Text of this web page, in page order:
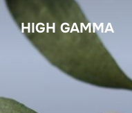
Zum
Inhalt
springen
HIGH GAMMA